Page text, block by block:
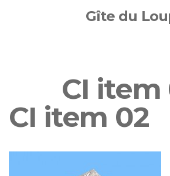
Gîte du
CI item
CI item 02